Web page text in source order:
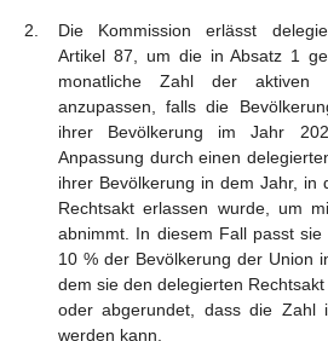
Die Kommission erlässt
Artikel 87, um die in Absatz 1
monatliche Zahl der
anzupassen, falls die
ihrer Bevölkerung im Jahr
Anpassung durch einen
ihrer Bevölkerung in dem Jahr, in
Rechtsakt erlassen wurde, um
abnimmt. In diesem Fall passt
10 % der Bevölkerung der Union
dem sie den delegierten
oder abgerundet, dass die Zahl
werden kann.